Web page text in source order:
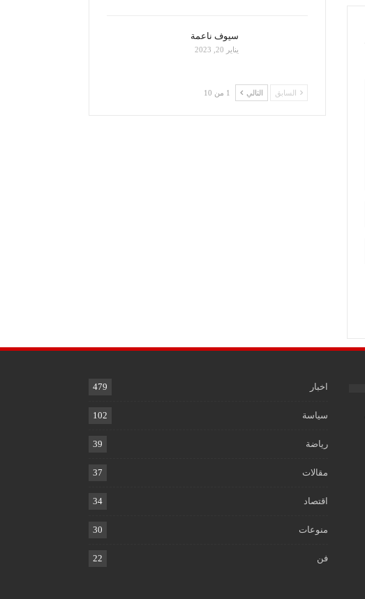
سيوف ناعمة
يناير 20, 2023
السابق التالي 1 من 10
اخبار 479
سياسة 102
رياضة 39
مقالات 37
اقتصاد 34
منوعات 30
فن 22